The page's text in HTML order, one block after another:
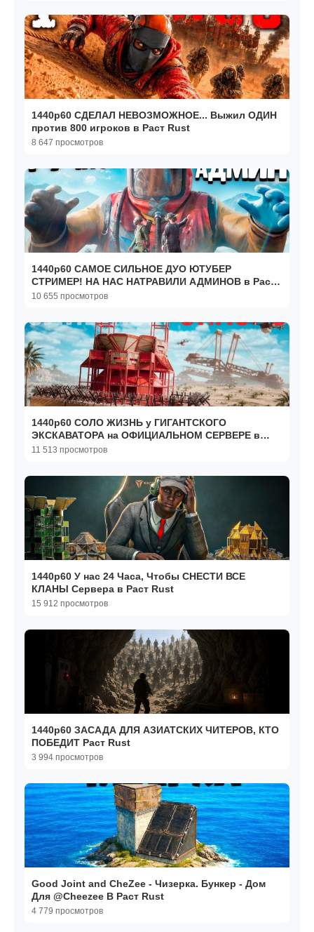
1440р60 СДЕЛАЛ НЕВОЗМОЖНОЕ... Выжил ОДИН
против 800 игроков в Раст Rust
8 647 просмотров
1440р60 САМОЕ СИЛЬНОЕ ДУО ЮТУБЕР
СТРИМЕР! НА НАС НАТРАВИЛИ АДМИНОВ в Раст
Rust
10 655 просмотров
1440р60 СОЛО ЖИЗНЬ у ГИГАНТСКОГО
ЭКСКАВАТОРА на ОФИЦИАЛЬНОМ СЕРВЕРЕ в
РАСТ RUST
11 513 просмотров
1440р60 У нас 24 Часа, Чтобы СНЕСТИ ВСЕ
КЛАНЫ Сервера в Раст Rust
15 912 просмотров
1440р60 ЗАСАДА ДЛЯ АЗИАТСКИХ ЧИТЕРОВ, КТО
ПОБЕДИТ Раст Rust
3 994 просмотров
Good Joint and CheZee - Чизерка. Бункер - Дом
Для @Cheezee В Раст Rust
4 779 просмотров